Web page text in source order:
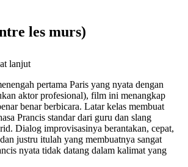
les murs)
lanjut
pertama Paris yang nyata dengan
aktor profesional), film ini menangkap
benar berbicara. Latar kelas membuat
Prancis standar dari guru dan slang
Dialog improvisasinya berantakan, cepat,
justru itulah yang membuatnya sangat
nyata tidak datang dalam kalimat yang